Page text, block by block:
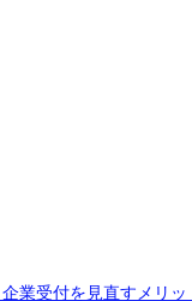
業受付を見直すメリ